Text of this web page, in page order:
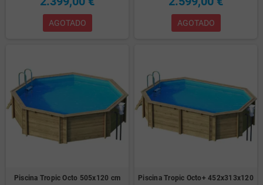
AGOTADO AGOTADO
Piscina Tropic Octo 505x120 cm
Piscina Tropic Octo+ 452x313x120